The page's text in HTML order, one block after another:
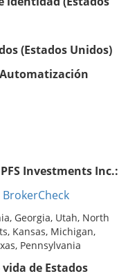
(Estados Unidos)
Investments Inc.:
BrokerCheck
Georgia, Utah, North
Kansas, Michigan,
Pennsylvania
de Estados